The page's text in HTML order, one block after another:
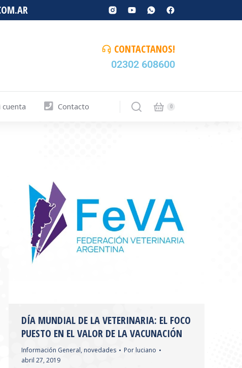
CONTACTANOS!
02302 608600
cuenta Contacto
DÍA MUNDIAL DE LA VETERINARIA: EL FOCO
PUESTO EN EL VALOR DE LA VACUNACIÓN
Información General, novedades Por luciano
abril 27, 2019